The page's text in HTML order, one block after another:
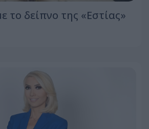
το δείπνο της «Εστίας»